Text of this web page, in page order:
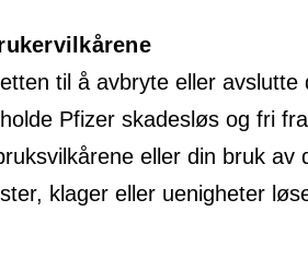
til å avbryte eller
Pfizer skadesløs og fri
eller din bruk
klager eller uenigheter